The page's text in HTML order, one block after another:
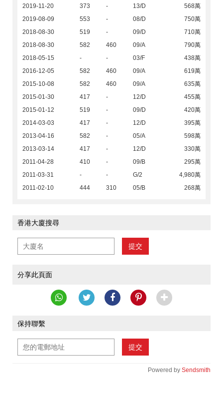
2019-11-20
373 - 13/D
568萬
2019-08-09
553 - 08/D
750萬
2018-08-30
519 - 09/D
710萬
2018-08-30
582 460 09/A
790萬
2018-05-15
- - 03/F
438萬
2016-12-05
582 460 09/A
619萬
2015-10-08
582 460 09/A
635萬
2015-01-30
417 - 12/D
455萬
2015-01-12
519 - 09/D
420萬
2014-03-03
417 - 12/D
395萬
2013-04-16
582 - 05/A
598萬
2013-03-14
417 - 12/D
330萬
2011-04-28
410 - 09/B
295萬
2011-03-31
- - G/2
4,980萬
2011-02-10
444 310 05/B 268萬
香港大廈搜尋
提交
分享此頁面
保持聯繫
提交
Powered by Sendsmith